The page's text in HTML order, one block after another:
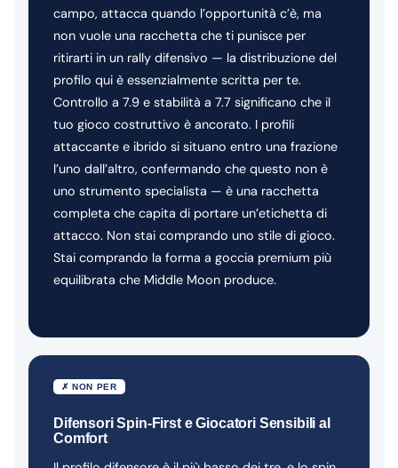
campo, attacca quando l’opportunità c’è, ma
non vuole una racchetta che ti punisce per
ritirarti in un rally difensivo — la distribuzione del
profilo qui è essenzialmente scritta per te.
Controllo a 7.9 e stabilità a 7.7 significano che il
tuo gioco costruttivo è ancorato. I profili
attaccante e ibrido si situano entro una frazione
l’uno dall’altro, confermando che questo non è
uno strumento specialista — è una racchetta
completa che capita di portare un’etichetta di
attacco. Non stai comprando uno stile di gioco.
Stai comprando la forma a goccia premium più
equilibrata che Middle Moon produce.
✗ NON PER
Difensori Spin-First e Giocatori Sensibili al
Comfort